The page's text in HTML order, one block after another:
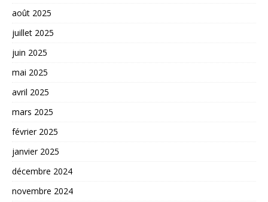
août 2025
juillet 2025
juin 2025
mai 2025
avril 2025
mars 2025
février 2025
janvier 2025
décembre 2024
novembre 2024